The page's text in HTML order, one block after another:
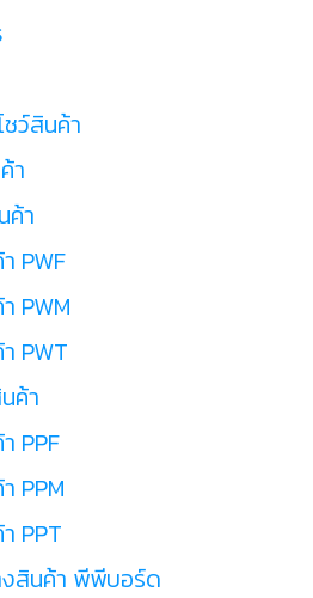
ว์สินค้า
า
ค้า
PWF
PWM
PWT
ค้า
PPF
PPM
PPT
งสินค้า พีพีบอร์ด